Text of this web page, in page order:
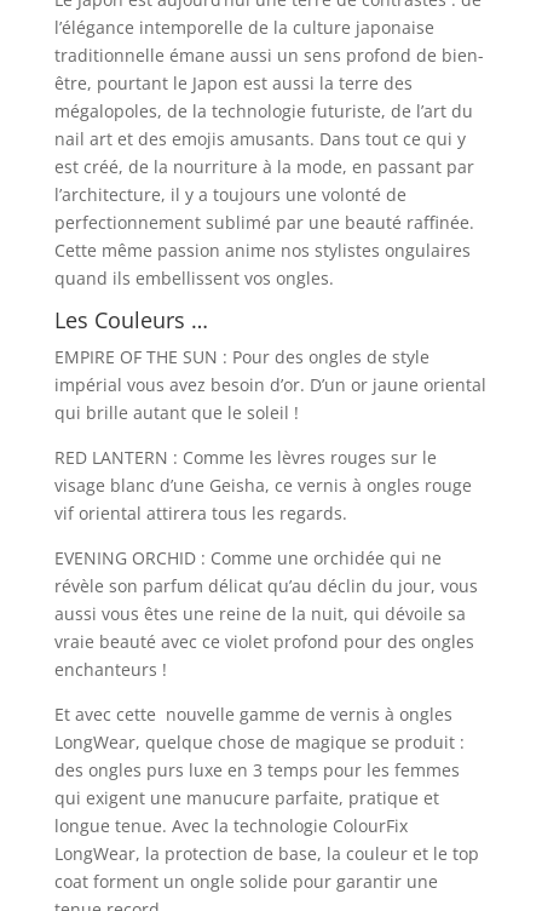
l’élégance intemporelle de la culture japonaise
traditionnelle émane aussi un sens profond de bien-
être, pourtant le Japon est aussi la terre des
mégalopoles, de la technologie futuriste, de l’art du
nail art et des emojis amusants. Dans tout ce qui y
est créé, de la nourriture à la mode, en passant par
l’architecture, il y a toujours une volonté de
perfectionnement sublimé par une beauté raffinée.
Cette même passion anime nos stylistes ongulaires
quand ils embellissent vos ongles.
Les Couleurs …
EMPIRE OF THE SUN : Pour des ongles de style
impérial vous avez besoin d’or. D’un or jaune oriental
qui brille autant que le soleil !
RED LANTERN : Comme les lèvres rouges sur le
visage blanc d’une Geisha, ce vernis à ongles rouge
vif oriental attirera tous les regards.
EVENING ORCHID : Comme une orchidée qui ne
révèle son parfum délicat qu’au déclin du jour, vous
aussi vous êtes une reine de la nuit, qui dévoile sa
vraie beauté avec ce violet profond pour des ongles
enchanteurs !
Et avec cette nouvelle gamme de vernis à ongles
LongWear, quelque chose de magique se produit :
des ongles purs luxe en 3 temps pour les femmes
qui exigent une manucure parfaite, pratique et
longue tenue. Avec la technologie ColourFix
LongWear, la protection de base, la couleur et le top
coat forment un ongle solide pour garantir une